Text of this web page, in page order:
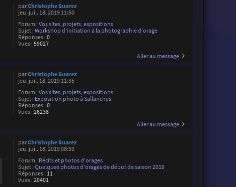
parChristophe Suarez
jeu. juil. 18, 2019 11:50
Forum : Vos sites, projets, expositions
Sujet : Workshop d'initiation à la photographie d'orage
Réponses : 0
Vues : 59027
Aller au message
parChristophe Suarez
jeu. juil. 18, 2019 11:35
Forum : Vos sites, projets, expositions
Sujet : Exposition photo à Sallanches
Réponses : 0
Vues : 26238
Aller au message
parChristophe Suarez
jeu. juil. 18, 2019 08:59
Forum : Récits et photos d'orages
Sujet : Quelques photos d'orages de début de saison 2019
Réponses : 11
Vues : 20401